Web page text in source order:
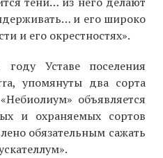
и его широко
и его окрестностях».
Уставе поселения
упомянуты два сорта
объявляется
и охраняемых сортов
обязательным сажать